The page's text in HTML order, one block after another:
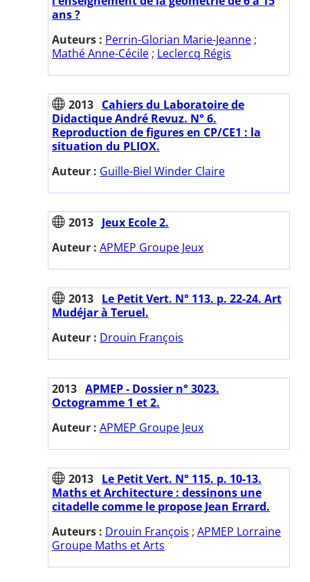
ans ?
Auteurs : Perrin-Glorian Marie-Jeanne ;
Mathé Anne-Cécile ; Leclercq Régis
2013 Cahiers du Laboratoire de
Didactique André Revuz. N° 6.
Reproduction de figures en CP/CE1 : la
situation du PLIOX.
Auteur : Guille-Biel Winder Claire
2013 Jeux Ecole 2.
Auteur : APMEP Groupe Jeux
2013 Le Petit Vert. N° 113. p. 22-24. Art
Mudéjar à Teruel.
Auteur : Drouin François
2013 APMEP - Dossier n° 3023.
Octogramme 1 et 2.
Auteur : APMEP Groupe Jeux
2013 Le Petit Vert. N° 115. p. 10-13.
Maths et Architecture : dessinons une
citadelle comme le propose Jean Errard.
Auteurs : Drouin François ; APMEP Lorraine
Groupe Maths et Arts